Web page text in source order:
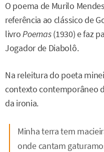
O poema de Murilo
referência ao clássico de
livroPoemas(1930) e faz
Jogador de Diabolô.
Na releitura do poeta
contexto contemporâneo
da ironia.
Minha terra tem
onde cantam